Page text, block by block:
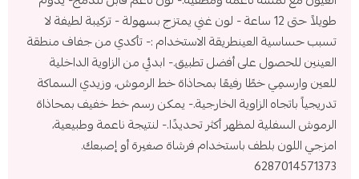
طويلاً حتى 12 ساعة - لون غني يمتزج بسهولة - تركيبة لطيفة لا
تسبب حساسية العينطريقة الاستخدام :- تأكدي من جفاف منطقة
العينين للحصول على أفضل تطبيق.- ابدئي من الزاوية الداخلية
للعين وارسمِي خطًا رفيعًا بمحاذاة خط الرموش، وزيدي السماكة
تدريجياً باتجاه الزاوية الخارجية.- يمكن رسم خط خفيف بمحاذاة
الرموش السفلية لمظهر أكثر تحديدًا.- لنتيجة ناعمة وطبيعية،
امزجي اللون بلطف باستخدام فرشاة صغيرة أو إصبعك.
6287014571373